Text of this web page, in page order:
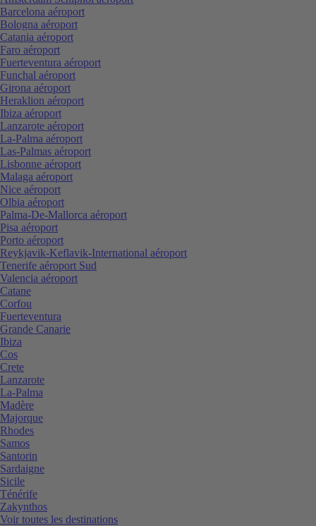
Barcelona aéroport
Bologna aéroport
Catania aéroport
Faro aéroport
Fuerteventura aéroport
Funchal aéroport
Girona aéroport
Heraklion aéroport
Ibiza aéroport
Lanzarote aéroport
La-Palma aéroport
Las-Palmas aéroport
Lisbonne aéroport
Malaga aéroport
Nice aéroport
Olbia aéroport
Palma-De-Mallorca aéroport
Pisa aéroport
Porto aéroport
Reykjavik-Keflavik-International aéroport
Tenerife aéroport Sud
Valencia aéroport
Catane
Corfou
Fuerteventura
Grande Canarie
Ibiza
Cos
Crete
Lanzarote
La-Palma
Madère
Majorque
Rhodes
Samos
Santorin
Sardaigne
Sicile
Ténérife
Zakynthos
Voir toutes les destinations